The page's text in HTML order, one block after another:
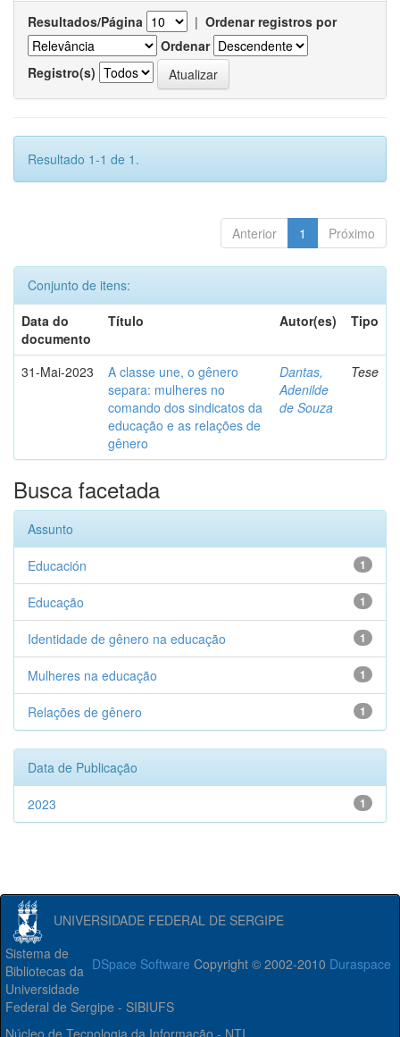
Resultados/Página | Ordenar registros por
Ordenar
Registro(s)
Resultado 1-1 de 1.
Anterior 1 Próximo
Conjunto de itens:
Data do
documento
Título Autor(es) Tipo
31-Mai-2023
A classe une, o gênero
separa: mulheres no
comando dos sindicatos da
educação e as relações de
gênero
Dantas,
Adenilde
de Souza
Tese
Busca facetada
Assunto
1
Educación
1
Educação
1
Identidade de gênero na educação
1
Mulheres na educação
1
Relações de gênero
Data de Publicação
1
2023
UNIVERSIDADE FEDERAL DE SERGIPE
DSpace Software Copyright © 2002-2010 Duraspace
Sistema de
Bibliotecas da
Universidade
Federal de Sergipe - SIBIUFS
Núcleo de Tecnologia da Informação - NTI